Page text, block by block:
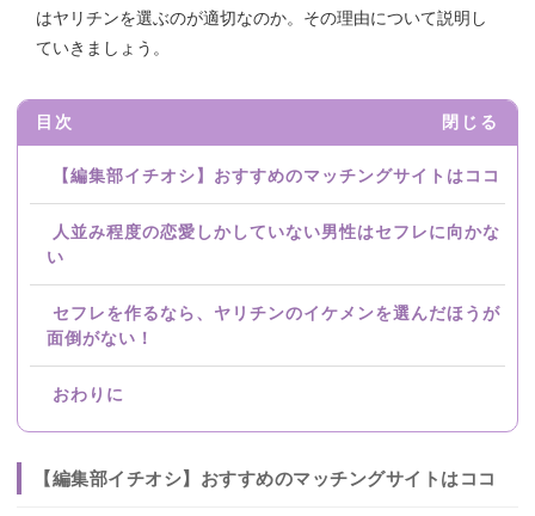
はヤリチンを選ぶのが適切なのか。その理由について説明し
ていきましょう。
目次 閉じる
【編集部イチオシ】おすすめのマッチングサイトはココ
人並み程度の恋愛しかしていない男性はセフレに向かな
い
セフレを作るなら、ヤリチンのイケメンを選んだほうが
面倒がない！
おわりに
【編集部イチオシ】おすすめのマッチングサイトはココ